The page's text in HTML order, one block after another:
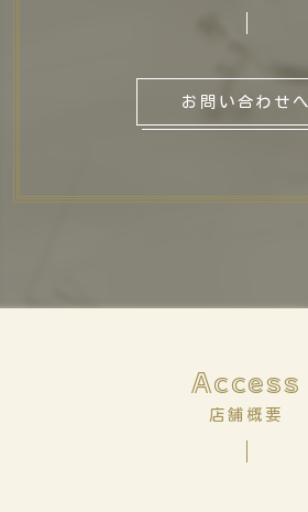
お問い合わせへ
店舗概要
Access